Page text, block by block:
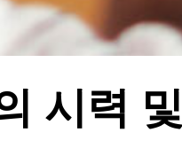
시력